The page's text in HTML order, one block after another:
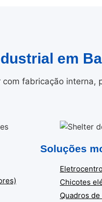
em
fabricação interna,
Soluções
Chicotes
Quadros